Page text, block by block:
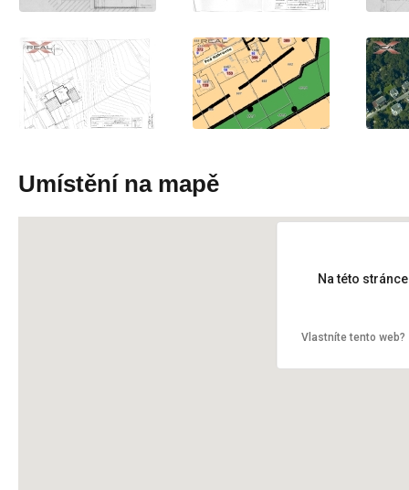
Umístění na mapě
Na této
Vlastníte tento web?